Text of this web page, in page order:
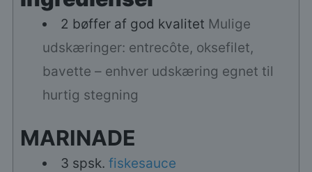
2 bøffer af god kvalitet Mulige
udskæringer: entrecôte, oksefilet,
bavette – enhver udskæring egnet til
hurtig stegning
MARINADE
3 spsk. fiskesauce